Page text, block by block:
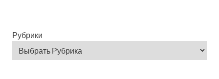
Рубрики